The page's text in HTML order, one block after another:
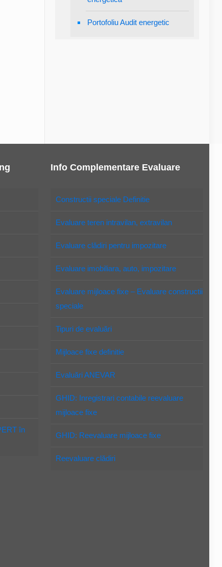
Portofoliu Audit energetic
în
Info Complementare Evaluare
Constructii speciale Definitie
Evaluare teren intravilan, extravilan
Evaluare clădiri pentru impozitare
Evaluare imobiliara, auto, impozitare
Evaluare mijloace fixe – Evaluare constructii
speciale
Tipuri de evaluări
Mijloace fixe definitie
Evaluări ANEVAR
GHID: Inregistrari contabile reevaluare
mijloace fixe
GHID: Reevaluare mijloace fixe
Reevaluare clădiri